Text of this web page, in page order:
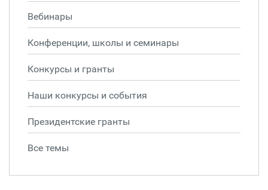
Вебинары
Конференции, школы и семинары
Конкурсы и гранты
Наши конкурсы и события
Президентские гранты
Все темы